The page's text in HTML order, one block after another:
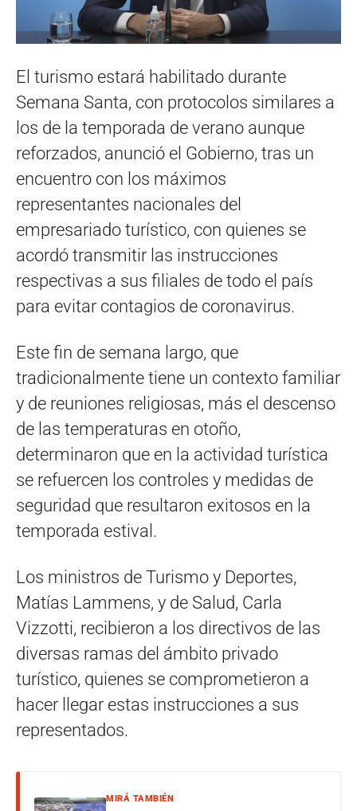
El turismo estará habilitado durante
Semana Santa, con protocolos similares a
los de la temporada de verano aunque
reforzados, anunció el Gobierno, tras un
encuentro con los máximos
representantes nacionales del
empresariado turístico, con quienes se
acordó transmitir las instrucciones
respectivas a sus filiales de todo el país
para evitar contagios de coronavirus.
Este fin de semana largo, que
tradicionalmente tiene un contexto familiar
y de reuniones religiosas, más el descenso
de las temperaturas en otoño,
determinaron que en la actividad turística
se refuercen los controles y medidas de
seguridad que resultaron exitosos en la
temporada estival.
Los ministros de Turismo y Deportes,
Matías Lammens, y de Salud, Carla
Vizzotti, recibieron a los directivos de las
diversas ramas del ámbito privado
turístico, quienes se comprometieron a
hacer llegar estas instrucciones a sus
representados.
MIRÁ TAMBIÉN